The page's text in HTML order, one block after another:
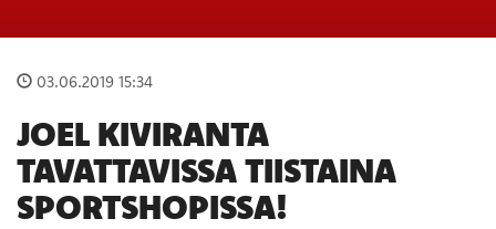
03.06.2019 15:34
JOEL KIVIRANTA
TAVATTAVISSA TIISTAINA
SPORTSHOPISSA!